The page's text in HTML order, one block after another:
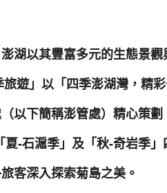
澎湖以其豐富多元的生態景
遊」以「四季澎湖灣，精
以下簡稱澎管處）精心策
-石滬季」及「秋-奇岩季
客深入探索菊島之美。